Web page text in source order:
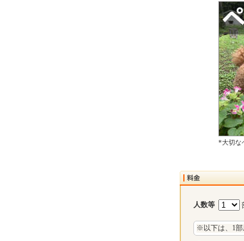
*大切な
人数等
※以下は、1部